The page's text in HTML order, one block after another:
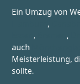
Ein Umzug von
,
, ,
auch
Meisterleistung,
sollte.